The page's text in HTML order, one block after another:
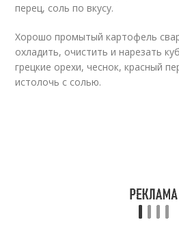
перец, соль по вкусу.
Хорошо промытый картофель
охладить, очистить и нарезать
грецкие орехи, чеснок, красный
истолочь с солью.